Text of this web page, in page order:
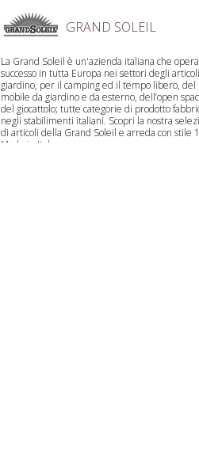
GRAND SOLEIL
La Grand Soleil è un'azienda italiana che
successo in tutta Europa nei settori degli
giardino, per il camping ed il tempo libero, del
mobile da giardino e da esterno, dell’open
del giocattolo; tutte categorie di prodotto
negli stabilimenti italiani. Scopri la nostra
di articoli della Grand Soleil e arreda con stile
Made in Italy.